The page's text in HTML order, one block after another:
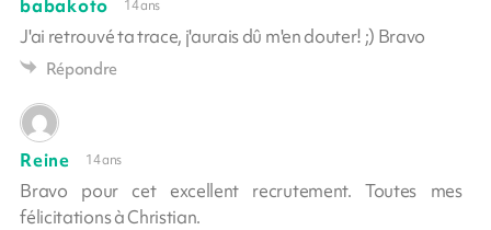
babakoto 14 ans
J'ai retrouvé ta trace, j'aurais dû m'en douter! ;) Bravo
Répondre
Reine 14 ans
Bravo pour cet excellent recrutement. Toutes mes
félicitations à Christian.